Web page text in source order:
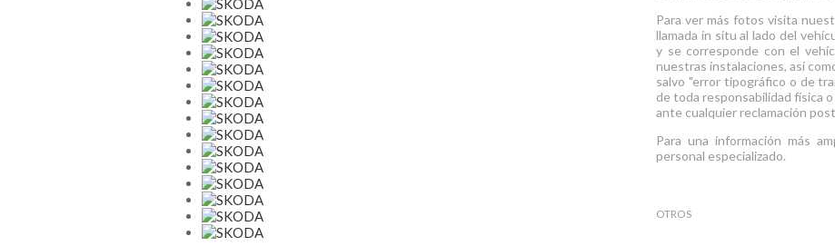
Para ver más fotos visita
llamada in situ al lado del
y se corresponde con el
nuestras instalaciones, así
salvo "error tipográfico o de
de toda responsabilidad física
ante cualquier reclamación
Para una información más
personal especializado.
OTROS